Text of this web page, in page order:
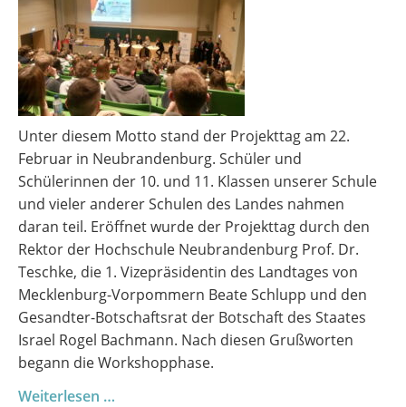
1933“
Unter diesem Motto stand der Projekttag am 22.
Februar in Neubrandenburg. Schüler und
Schülerinnen der 10. und 11. Klassen unserer Schule
und vieler anderer Schulen des Landes nahmen
daran teil. Eröffnet wurde der Projekttag durch den
Rektor der Hochschule Neubrandenburg Prof. Dr.
Teschke, die 1. Vizepräsidentin des Landtages von
Mecklenburg-Vorpommern Beate Schlupp und den
Gesandter-Botschaftsrat der Botschaft des Staates
Israel Rogel Bachmann. Nach diesen Grußworten
begann die Workshopphase.
Weiterlesen …